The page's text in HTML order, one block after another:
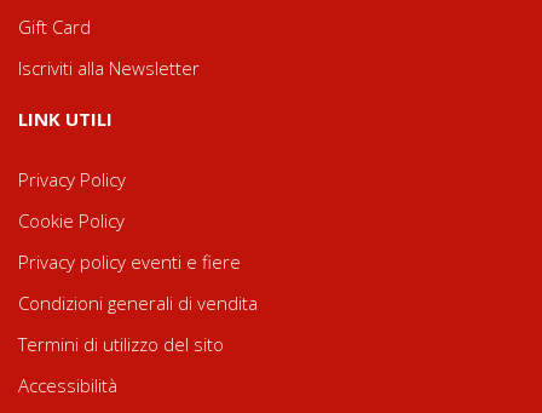
Gift Card
Iscriviti alla Newsletter
LINK UTILI
Privacy Policy
Cookie Policy
Privacy policy eventi e fiere
Condizioni generali di vendita
Termini di utilizzo del sito
Accessibilità